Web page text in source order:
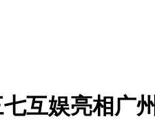
互娱亮相广州